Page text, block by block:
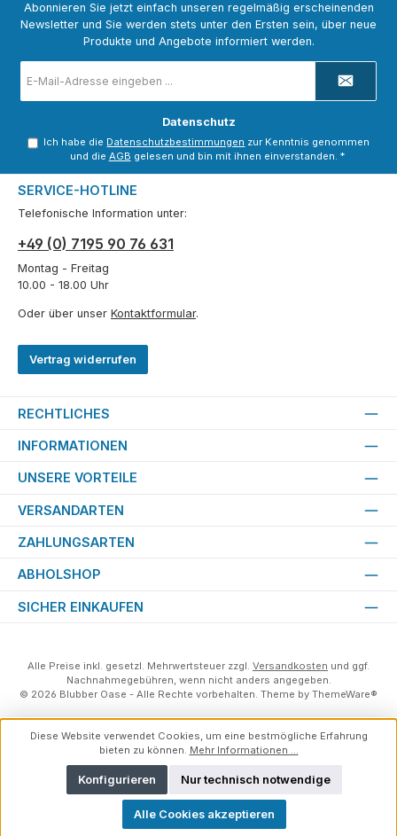
Abonnieren Sie jetzt einfach unseren regelmäßig erscheinenden
Newsletter und Sie werden stets unter den Ersten sein, über neue
Produkte und Angebote informiert werden.
Mail-
Adresse
Datenschutz
Ich habe die Datenschutzbestimmungen zur Kenntnis genommen
und die AGB gelesen und bin mit ihnen einverstanden. *
SERVICE-HOTLINE
Telefonische Information unter:
+49 (0) 7195 90 76 631
Montag - Freitag
10.00 - 18.00 Uhr
Oder über unser Kontaktformular.
Vertrag widerrufen
RECHTLICHES
INFORMATIONEN
UNSERE VORTEILE
VERSANDARTEN
ZAHLUNGSARTEN
ABHOLSHOP
SICHER EINKAUFEN
Alle Preise inkl. gesetzl. Mehrwertsteuer zzgl. Versandkosten und ggf.
Nachnahmegebühren, wenn nicht anders angegeben.
© 2026 Blubber Oase - Alle Rechte vorbehalten. Theme by ThemeWare®
Diese Website verwendet Cookies, um eine bestmögliche Erfahrung
bieten zu können. Mehr Informationen ...
Nur technisch notwendige
Konfigurieren
Alle Cookies akzeptieren